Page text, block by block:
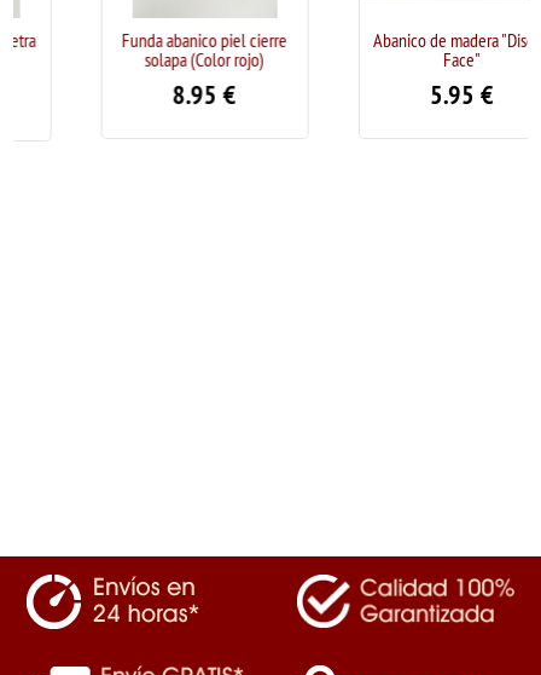
Funda abanico piel cierre
solapa (Color rojo)
€
Abanico de madera "Diseño
€